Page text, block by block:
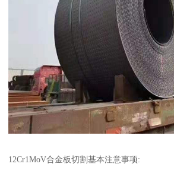
12Cr1MoV合金板切割基本注意事项: